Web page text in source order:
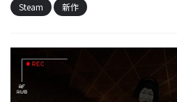
Steam 新作